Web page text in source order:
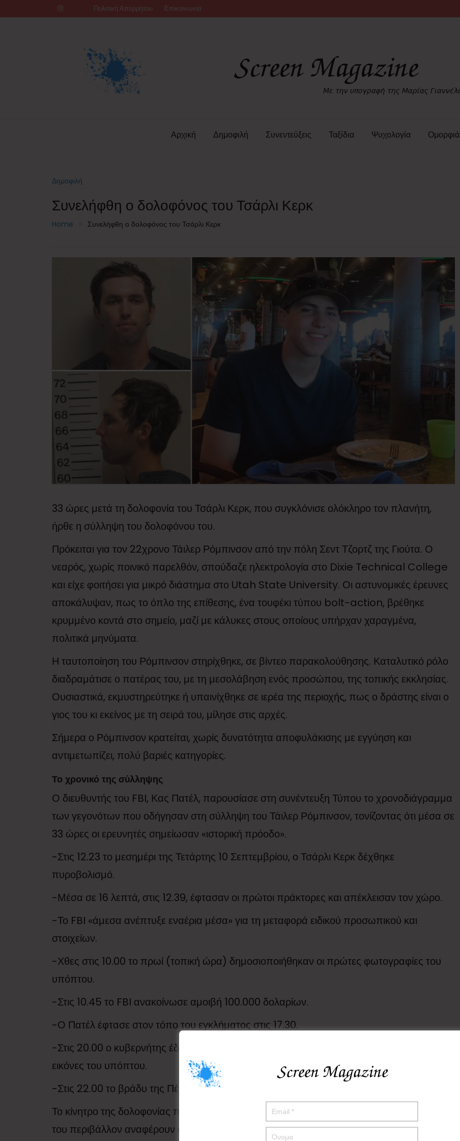
to
Πολιτική Απορρήτου Επικοινωνία
Αρχική Δημοφιλή Συνεντεύξεις Ταξίδια Ψυχολογία Ομορφιά
Δημοφιλή
Συνελήφθη ο δολοφόνος του Τσάρλι Κερκ
Home Συνελήφθη ο δολοφόνος του Τσάρλι Κερκ
33 ώρες μετά τη δολοφονία του Τσάρλι Κερκ, που συγκλόνισε ολόκληρο τον πλανήτη,
ήρθε η σύλληψη του δολοφόνου του.
Πρόκειται για τον 22χρονο Τάιλερ Ρόμπινσον από την πόλη Σεντ Τζορτζ της Γιούτα. Ο
νεαρός, χωρίς ποινικό παρελθόν, σπούδαζε ηλεκτρολογία στο Dixie Technical College
και είχε φοιτήσει για μικρό διάστημα στο Utah State University. Οι αστυνομικές έρευνες
αποκάλυψαν, πως το όπλο της επίθεσης, ένα τουφέκι τύπου bolt-action, βρέθηκε
κρυμμένο κοντά στο σημείο, μαζί με κάλυκες στους οποίους υπήρχαν χαραγμένα,
πολιτικά μηνύματα.
Η ταυτοποίηση του Ρόμπινσον στηρίχθηκε, σε βίντεο παρακολούθησης. Καταλυτικό ρόλο
διαδραμάτισε ο πατέρας του, με τη μεσολάβηση ενός προσώπου, της τοπικής εκκλησίας.
Ουσιαστικά, εκμυστηρεύτηκε ή υπαινίχθηκε σε ιερέα της περιοχής, πως ο δράστης είναι ο
γιος του κι εκείνος με τη σειρά του, μίλησε στις αρχές.
Σήμερα ο Ρόμπινσον κρατείται, χωρίς δυνατότητα αποφυλάκισης με εγγύηση και
αντιμετωπίζει, πολύ βαριές κατηγορίες.
Το χρονικό της σύλληψης
Ο διευθυντής του FBI, Κας Πατέλ, παρουσίασε στη συνέντευξη Τύπου το χρονοδιάγραμμα
των γεγονότων που οδήγησαν στη σύλληψη του Τάιλερ Ρόμπινσον, τονίζοντας ότι μέσα σε
33 ώρες οι ερευνητές σημείωσαν «ιστορική πρόοδο».
-Στις 12.23 το μεσημέρι της Τετάρτης 10 Σεπτεμβρίου, ο Τσάρλι Κερκ δέχθηκε
πυροβολισμό.
-Μέσα σε 16 λεπτά, στις 12.39, έφτασαν οι πρώτοι πράκτορες και απέκλεισαν τον χώρο.
-Το FBI «άμεσα ανέπτυξε εναέρια μέσα» για τη μεταφορά ειδικού προσωπικού και
στοιχείων.
-Χθες στις 10.00 το πρωί (τοπική ώρα) δημοσιοποιήθηκαν οι πρώτες φωτογραφίες του
υπόπτου.
-Στις 10.45 το FBI ανακοίνωσε αμοιβή 100.000 δολαρίων.
-Ο Πατέλ έφτασε στον τόπο του εγκλήματος στις 17.30.
-Στις 20.00 ο κυβερνήτης έδωσε συνέντευξη Τύπου, όπου παρουσιάστηκαν βίντεο και
εικόνες του υπόπτου.
-Στις 22.00 το βράδυ της Πέμπτης ο ύποπτος τέθηκε υπό κράτηση.
Το κίνητρο της δολοφονίας παραμένει ασαφές. Ορισμένες μαρτυρίες από το οικογενειακό
του περιβάλλον αναφέρουν ότι τον τελευταίο καιρό είχε γίνει πιο πολιτικοποιημένος και